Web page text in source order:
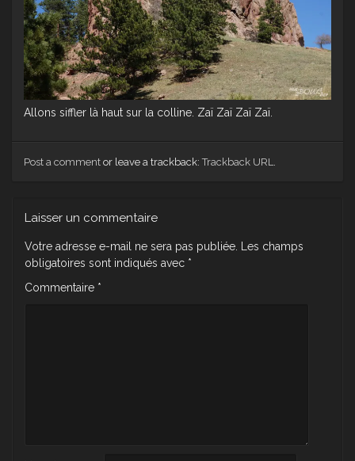
Allons siffler là haut sur la colline. Zaï Zaï Zaï Zaï.
Post a comment or leave a trackback:Trackback URL.
Laisser un commentaire
Votre adresse e-mail ne sera pas publiée. Les champs
obligatoires sont indiqués avec *
Commentaire *